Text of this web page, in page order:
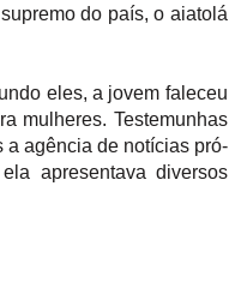
do país, o aiatolá
eles, a jovem faleceu
mulheres. Testemunhas
a agência de notícias pró-
apresentava diversos